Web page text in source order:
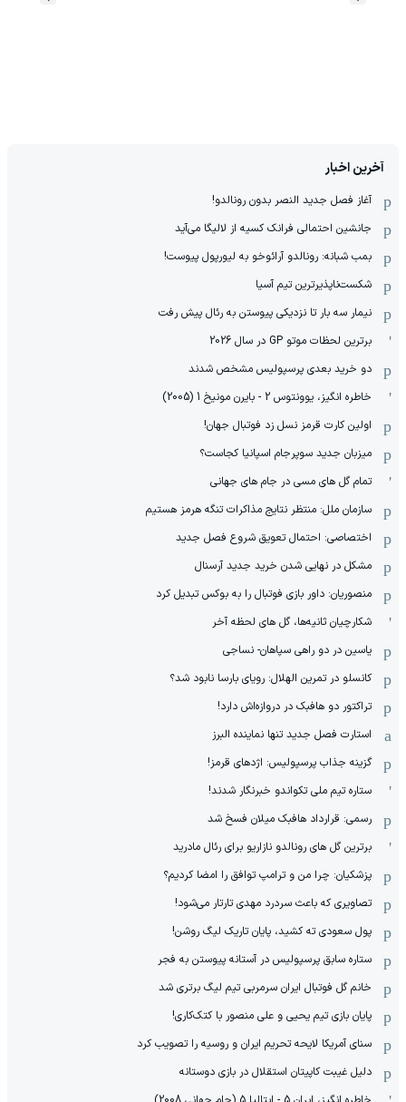
آخرین اخبار
آغاز فصل جدید النصر بدون رونالدو!
جانشین احتمالی فرانک کسیه از لالیگا می‌آید
بمب شبانه: رونالدو آرائوخو به لیورپول پیوست!
شکست‌ناپذیرترین تیم آسیا
نیمار سه بار تا نزدیکی پیوستن به رئال پیش رفت
برترین لحظات موتو GP در سال 2026
دو خرید بعدی پرسپولیس مشخص شدند
خاطره انگیز، یوونتوس 2 - بایرن مونیخ 1 (2005)
اولین کارت قرمز نسل زد فوتبال جهان!
میزبان جدید سوپرجام اسپانیا کجاست؟
تمام گل های مسی در جام های جهانی
سازمان ملل: منتظر نتایج مذاکرات تنگه هرمز هستیم
اختصاصی: احتمال تعویق شروع فصل جدید
مشکل در نهایی شدن خرید جدید آرسنال
منصوریان: داور بازی فوتبال را به بوکس تبدیل کرد
شکارچیان ثانیه‌ها، گل های لحظه آخر
یاسین در دو راهی سپاهان- نساجی
کانسلو در تمرین الهلال: رویای بارسا نابود شد؟
تراکتور دو هافبک در دروازه‌اش دارد!
استارت فصل جدید تنها نماینده البرز
گزینه جذاب پرسپولیس: اژدهای قرمز!
ستاره تیم ملی تکواندو خبرنگار شدند!
رسمی: قرارداد هافبک میلان فسخ شد
برترین گل های رونالدو نازاریو برای رئال مادرید
پزشکیان: چرا من و ترامپ توافق را امضا کردیم؟
تصاویری که باعث سردرد مهدی تارتار می‌شود!
پول سعودی ته کشید، پایان تاریک لیگ روشن!
ستاره سابق پرسپولیس در آستانه پیوستن به فجر
خانم گل فوتبال ایران سرمربی تیم لیگ برتری شد
پایان بازی تیم یحیی و علی منصور با کتک‌کاری!
سنای آمریکا لایحه تحریم ایران و روسیه را تصویب کرد
دلیل غیبت کاپیتان استقلال در بازی دوستانه